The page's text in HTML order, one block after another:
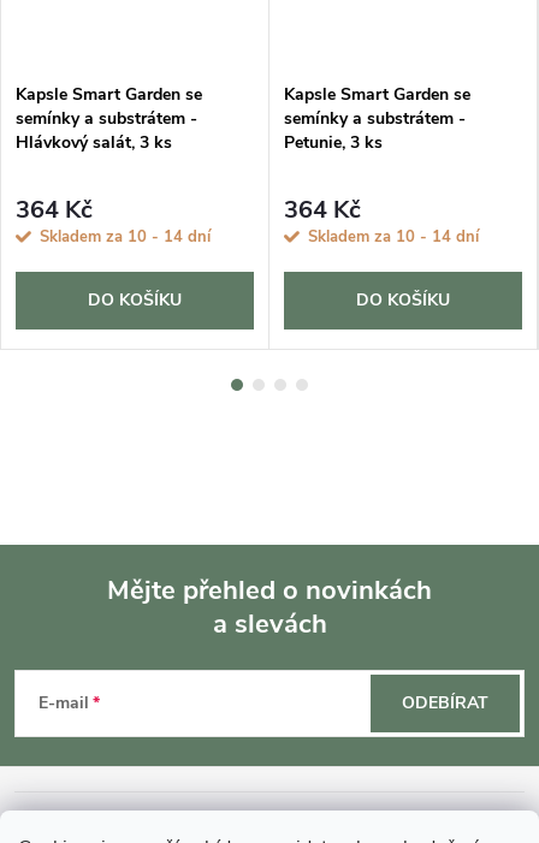
Kapsle Smart Garden se
semínky a substrátem -
Hlávkový salát, 3 ks
364 Kč
Skladem za 10 - 14 dní
DO KOŠÍKU
Kapsle Smart Garden se
semínky a substrátem -
Petunie, 3 ks
364 Kč
Skladem za 10 - 14 dní
DO KOŠÍKU
p
a
Mějte přehled o novinkách
a slevách
E-mail ODEBÍRAT